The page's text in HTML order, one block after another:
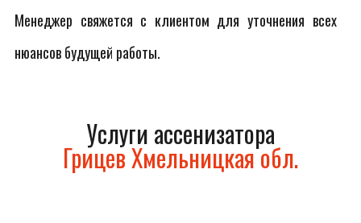
Менеджер свяжется с клиентом для уточнения всех
нюансов будущей работы.
Услуги ассенизатора
Грицев Хмельницкая обл.